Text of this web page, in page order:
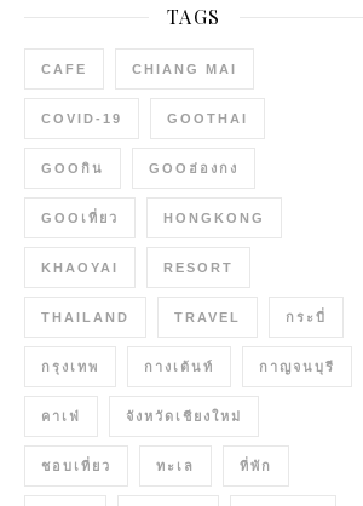
TAGS
CAFE CHIANG MAI
COVID-19 GOOTHAI
GOOกิน GOOฮ่องกง
GOOเที่ยว HONGKONG
KHAOYAI RESORT
THAILAND TRAVEL กระบี่
กรุงเทพ กางเต้นท์ กาญจนบุรี
คาเฟ่ จังหวัดเชียงใหม่
ชอบเที่ยว ทะเล ที่พัก